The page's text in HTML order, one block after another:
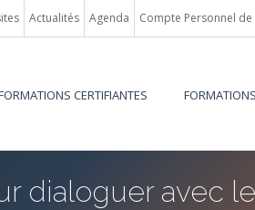
Actualités Agenda Compte Personnel de
CERTIFIANTES
dialoguer avec